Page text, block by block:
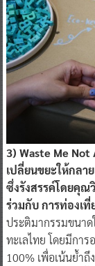
3) Waste Me
เปลี่ยนขยะให้กล
ซึ่งรังสรรค์โดยคุ
ร่วมกับ การท่องเ
ประติมากรรมขนา
ทะเลไทย โดยมีกา
100% เพื่อเน้นย้ำ